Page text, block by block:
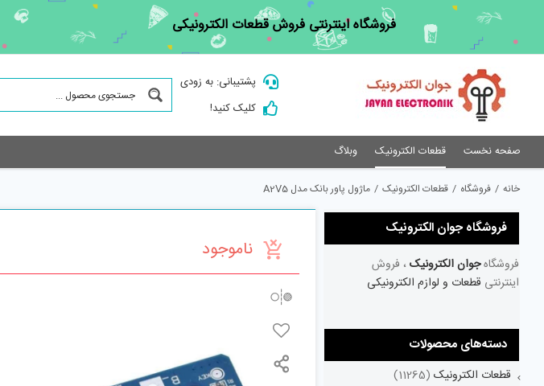
content
فروشگاه اینترنتی فروش قطعات الکترونیکی
پشتیبانی: به زودی
کلیک کنید!
صفحه نخست قطعات الکترونیک وبلاگ
خانه / فروشگاه / قطعات الکترونیک / ماژول پاور بانک مدل A2V5
ناموجود
فروشگاه جوان الکترونیک
فروشگاهجوان الکترونیک ، فروش
اینترنتی قطعات و لوازم الکترونیکی
دسته‌های محصولات
قطعات الکترونیک (11265)